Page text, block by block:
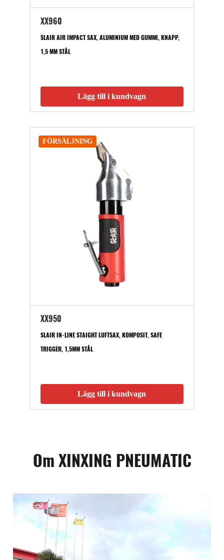
XX960
SLAIR AIR IMPACT SAX, ALUMINIUM MED GUMMI, KNAPP,
1,5 MM STÅL
Lägg till i kundvagn
FÖRSÄLJNING
XX950
SLAIR IN-LINE STAIGHT LUFTSAX, KOMPOSIT, SAFE
TRIGGER, 1,5MM STÅL
Lägg till i kundvagn
Om XINXING PNEUMATIC